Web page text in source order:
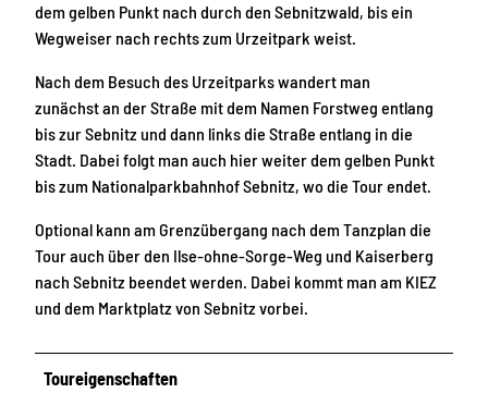
dem gelben Punkt nach durch den Sebnitzwald, bis ein
Wegweiser nach rechts zum Urzeitpark weist.
Nach dem Besuch des Urzeitparks wandert man
zunächst an der Straße mit dem Namen Forstweg entlang
bis zur Sebnitz und dann links die Straße entlang in die
Stadt. Dabei folgt man auch hier weiter dem gelben Punkt
bis zum Nationalparkbahnhof Sebnitz, wo die Tour endet.
Optional kann am Grenzübergang nach dem Tanzplan die
Tour auch über den Ilse-ohne-Sorge-Weg und Kaiserberg
nach Sebnitz beendet werden. Dabei kommt man am KIEZ
und dem Marktplatz von Sebnitz vorbei.
Toureigenschaften